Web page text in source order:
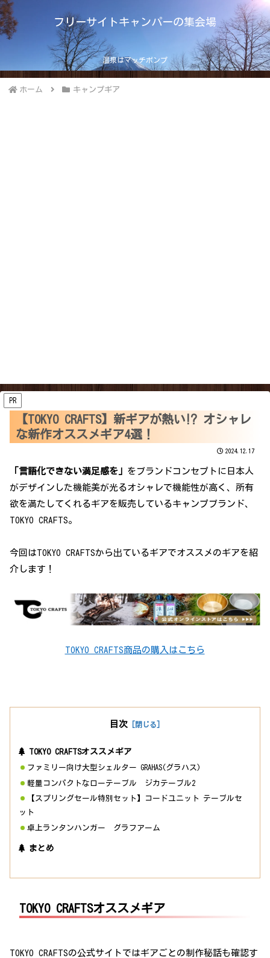
フリーサイトキャンパーの集会場
温泉はマッチポンプ
ホーム キャンプギア
PR
【TOKYO CRAFTS】新ギアが熱い⁉ オシャレ
な新作オススメギア4選！
2024.12.17
「言語化できない満足感を」 をブランドコンセプトに日本人
がデザインした機能美が光るオシャレで機能性が高く、所有
欲を満たしてくれるギアを販売しているキャンプブランド、
TOKYO CRAFTS。
今回はTOKYO CRAFTSから出ているギアでオススメのギアを紹
介します！
TOKYO CRAFTS商品の購入はこちら
目次
TOKYO CRAFTSオススメギア
ファミリー向け大型シェルター GRAHAS(グラハス)
軽量コンパクトなローテーブル ジカテーブル2
【スプリングセール特別セット】コードユニット テーブルセ
ット
卓上ランタンハンガー グラフアーム
まとめ
TOKYO CRAFTSオススメギア
TOKYO CRAFTSの公式サイトではギアごとの制作秘話も確認す